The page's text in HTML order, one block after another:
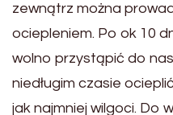
zewnątrz można
ociepleniem. Po ok 10
wolno przystąpić do
niedługim czasie
jak najmniej wilgoci. Do